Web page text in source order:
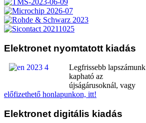
Elektronet nyomtatott kiadás
Legfrissebb lapszámunk
kapható az
újságárusoknál, vagy
előfizethető honlapunkon, itt!
Elektronet digitális kiadás